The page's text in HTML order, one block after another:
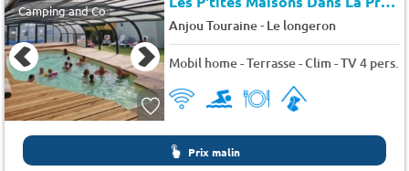
Camping and Co
Anjou Touraine- Le longeron
Mobil home - Terrasse - Clim - TV 4 pers.
Prix malin